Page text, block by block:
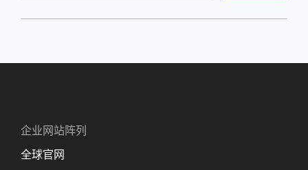
企业网站阵列
全球官网